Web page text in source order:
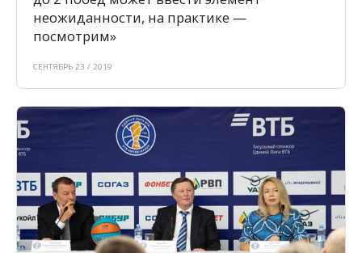
неожиданности, на практике —
посмотрим»
СЕНТЯБРЬ 23 / 2019